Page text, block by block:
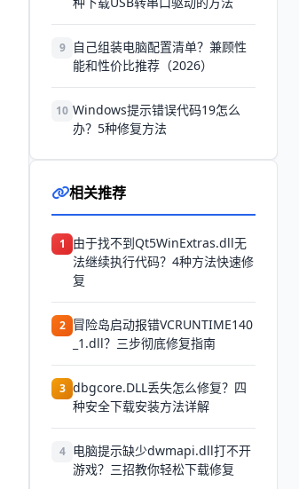
9
自己组装电脑配置清单？兼顾性
能和性价比推荐（2026）
10 Windows提示错误代码19怎么
办？5种修复方法
相关推荐
1
由于找不到Qt5WinExtras.dll无
法继续执行代码？4种方法快速修
复
2 冒险岛启动报错VCRUNTIME140
_1.dll？三步彻底修复指南
3 dbgcore.DLL丢失怎么修复？四
种安全下载安装方法详解
4 电脑提示缺少dwmapi.dll打不开
游戏？三招教你轻松下载修复